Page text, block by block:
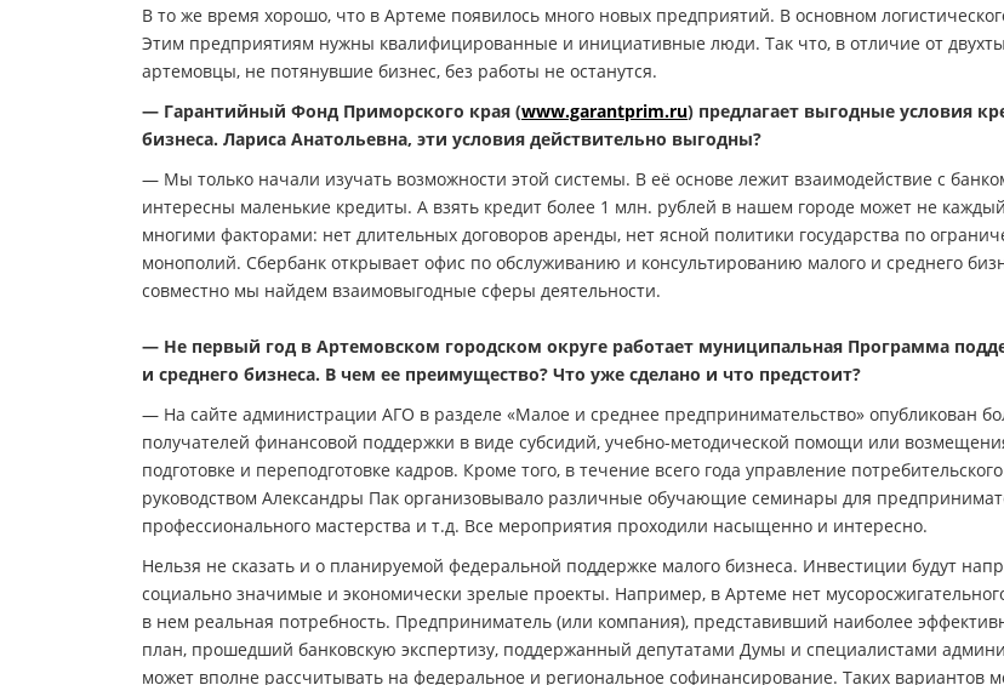
В то же время хорошо, что в Артеме появилось много новых предприятий. В основном
Этим предприятиям нужны квалифицированные и инициативные люди. Так что, в отличие от
артемовцы, не потянувшие бизнес, без работы не останутся.
— Гарантийный Фонд Приморского края (www.garantprim.ru) предлагает выгодные условия
бизнеса. Лариса Анатольевна, эти условия действительно выгодны?
— Мы только начали изучать возможности этой системы. В её основе лежит взаимодействие с
интересны маленькие кредиты. А взять кредит более 1 млн. рублей в нашем городе может не
многими факторами: нет длительных договоров аренды, нет ясной политики государства по
монополий. Сбербанк открывает офис по обслуживанию и консультированию малого и среднего
совместно мы найдем взаимовыгодные сферы деятельности.
— Не первый год в Артемовском городском округе работает муниципальная Программа
и среднего бизнеса. В чем ее преимущество? Что уже сделано и что предстоит?
— На сайте администрации АГО в разделе «Малое и среднее предпринимательство» опубликован
получателей финансовой поддержки в виде субсидий, учебно-методической помощи или
подготовке и переподготовке кадров. Кроме того, в течение всего года управление
руководством Александры Пак организовывало различные обучающие семинары для
профессионального мастерства и т.д. Все мероприятия проходили насыщенно и интересно.
Нельзя не сказать и о планируемой федеральной поддержке малого бизнеса. Инвестиции будут
социально значимые и экономически зрелые проекты. Например, в Артеме нет
в нем реальная потребность. Предприниматель (или компания), представивший наиболее
план, прошедший банковскую экспертизу, поддержанный депутатами Думы и специалистами
может вполне рассчитывать на федеральное и региональное софинансирование. Таких вариантов